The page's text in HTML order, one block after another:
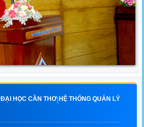
|ĐẠI HỌC CẦN THƠ|HỆ THỐNG QUẢN LÝ